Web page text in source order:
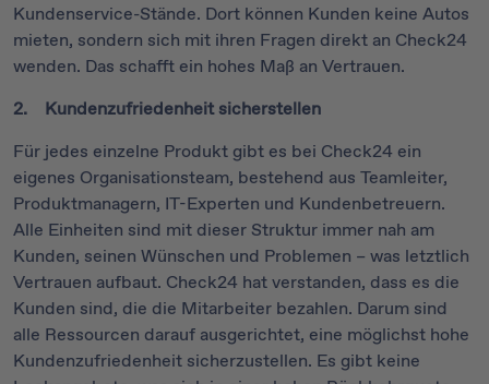
Kundenservice-Stände. Dort können Kunden keine Autos
mieten, sondern sich mit ihren Fragen direkt an Check24
wenden. Das schafft ein hohes Maß an Vertrauen.
2. Kundenzufriedenheit sicherstellen
Für jedes einzelne Produkt gibt es bei Check24 ein
eigenes Organisationsteam, bestehend aus Teamleiter,
Produktmanagern, IT-Experten und Kundenbetreuern.
Alle Einheiten sind mit dieser Struktur immer nah am
Kunden, seinen Wünschen und Problemen – was letztlich
Vertrauen aufbaut. Check24 hat verstanden, dass es die
Kunden sind, die die Mitarbeiter bezahlen. Darum sind
alle Ressourcen darauf ausgerichtet, eine möglichst hohe
Kundenzufriedenheit sicherzustellen. Es gibt keine